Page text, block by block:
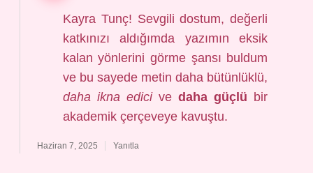
Kayra Tunç! Sevgili dostum, değerli
katkınızı aldığımda yazımın eksik
kalan yönlerini görme şansı buldum
ve bu sayede metin daha bütünlüklü,
daha ikna edicivedaha güçlü bir
akademik çerçeveye kavuştu.
Haziran 7, 2025 Yanıtla